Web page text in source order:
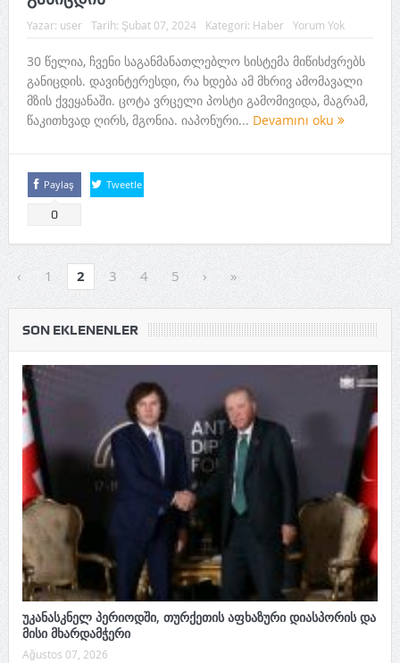
Yazar: user Tarih: Şubat 07, 2024 Kategori: Haber Yorum Yok
30 წელია, ჩვენი საგანმანათლებლო სისტემა მიწისძვრებს
განიცდის. დავინტერესდი, რა ხდება ამ მხრივ ამომავალი
მზის ქვეყანაში. ცოტა ვრცელი პოსტი გამომივიდა, მაგრამ,
წაკითხვად ღირს, მგონია. იაპონური... Devamını oku
Paylaş
0
Tweetle
‹ 1 2 3 4 5 › »
SON EKLENENLER
უკანასკნელ პერიოდში, თურქეთის აფხაზური დიასპორის და
მისი მხარდამჭერი
Ağustos 07, 2026